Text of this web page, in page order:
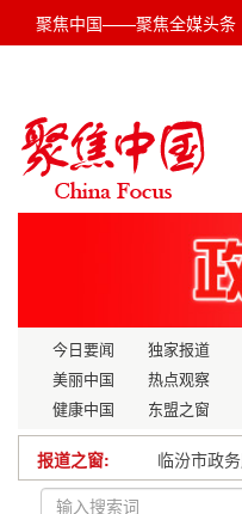
聚焦中国——聚焦全媒头条
今日要闻 独家报道
美丽中国
热点观察
健康中国
东盟之窗
报道之窗:
养老、助